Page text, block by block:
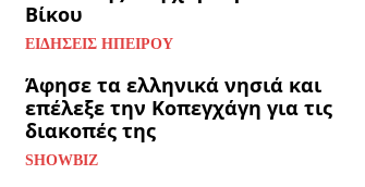
Βίκου
ΕΙΔΉΣΕΙΣ ΗΠΕΊΡΟΥ
Άφησε τα ελληνικά νησιά και
επέλεξε την Κοπεγχάγη για τις
διακοπές της
SHOWBIZ